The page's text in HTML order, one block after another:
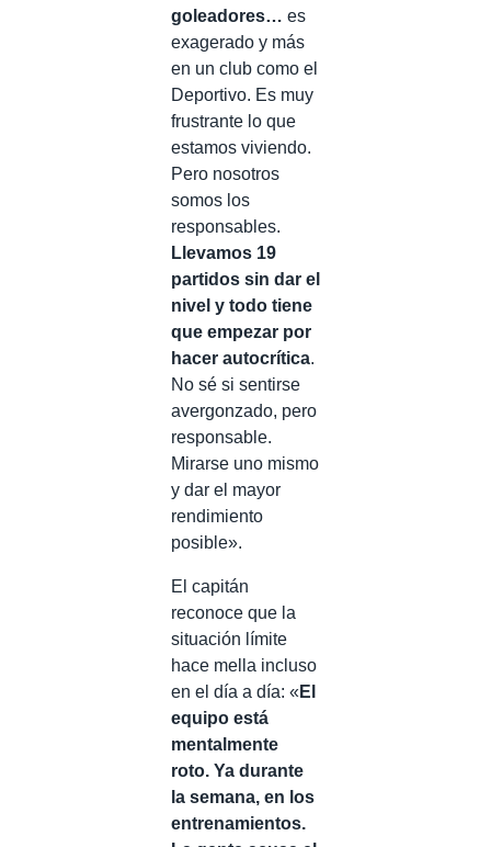
goleadores… es
exagerado y más
en un club como el
Deportivo. Es muy
frustrante lo que
estamos viviendo.
Pero nosotros
somos los
responsables.
Llevamos 19
partidos sin dar el
nivel y todo tiene
que empezar por
hacer autocrítica.
No sé si sentirse
avergonzado, pero
responsable.
Mirarse uno mismo
y dar el mayor
rendimiento
posible».
El capitán
reconoce que la
situación límite
hace mella incluso
en el día a día: « El
equipo está
mentalmente
roto. Ya durante
la semana, en los
entrenamientos.